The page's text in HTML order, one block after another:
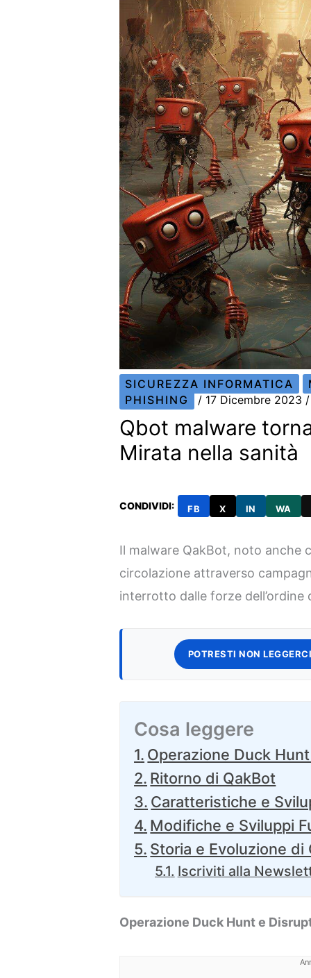
SICUREZZA INFORMATICA
PHISHING
/ 17 Dicembre 2023
Qbot malware
Mirata nella sanità
CONDIVIDI: FB X IN WA
Il malware QakBot, noto anche
circolazione attraverso
interrotto dalle forze dell’ordine
POTRESTI NON
Cosa leggere
Operazione Duck
Ritorno di QakBot
Caratteristiche e
Modifiche e Sviluppi
Storia e Evoluzione di
Iscriviti alla
Operazione Duck Hunt e